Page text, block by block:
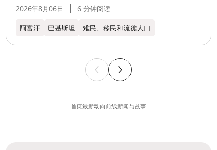
2026年8月06日 6 分钟阅读
阿富汗 巴基斯坦 难民、移民和流徙人口
首页最新动向前线新闻与故事